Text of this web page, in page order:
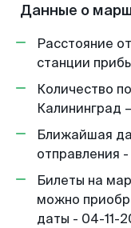
Данные о
Расстояние
станции
Количество
Калининград
Ближайшая
отправления
Билеты на
можно
даты - 04-11-